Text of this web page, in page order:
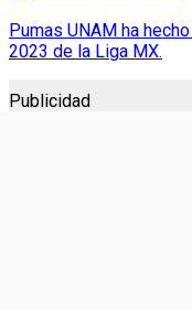
Pumas UNAM ha
2023 de la Liga MX.
Publicidad